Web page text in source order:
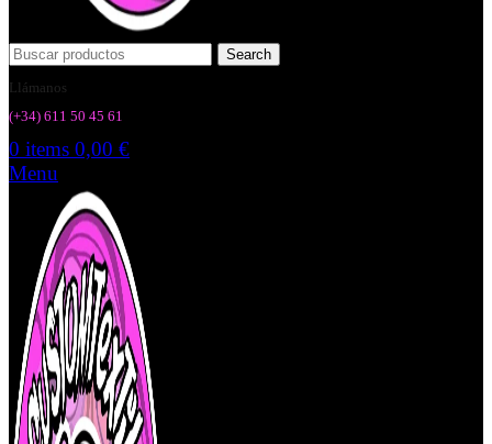
Search
Llámanos
(+34) 611 50 45 61
0 items 0,00 €
Menu